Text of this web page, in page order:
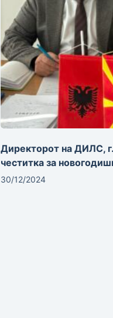
Директорот на ДИЛС,
честитка за
30/12/2024